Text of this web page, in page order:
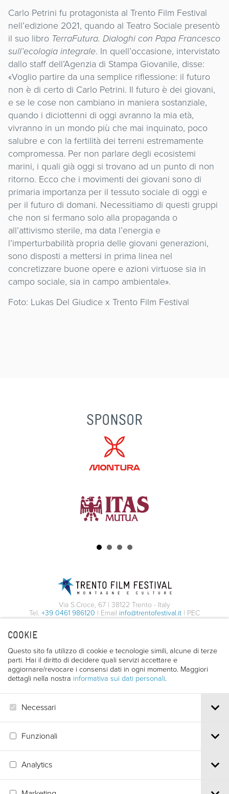
COOKIE
Questo sito fa utilizzo di cookie e tecnologie simili, alcune di terze
parti. Hai il diritto di decidere quali servizi accettare e
aggiornare/revocare i consensi dati in ogni momento. Maggiori
dettagli nella nostra informativa sui dati personali.
Necessari
Funzionali
Analytics
Carlo Petrini fu protagonista al Trento Film Festival
nell’edizione 2021, quando al Teatro Sociale presentò
il suo libro TerraFutura. Dialoghi con Papa Francesco
sull’ecologia integrale. In quell’occasione, intervistato
dallo staff dell’Agenzia di Stampa Giovanile, disse:
«Voglio partire da una semplice riflessione: il futuro
non è di certo di Carlo Petrini. Il futuro è dei giovani,
e se le cose non cambiano in maniera sostanziale,
quando i diciottenni di oggi avranno la mia età,
vivranno in un mondo più che mai inquinato, poco
salubre e con la fertilità dei terreni estremamente
compromessa. Per non parlare degli ecosistemi
marini, i quali già oggi si trovano ad un punto di non
ritorno. Ecco che i movimenti dei giovani sono di
primaria importanza per il tessuto sociale di oggi e
per il futuro di domani. Necessitiamo di questi gruppi
che non si fermano solo alla propaganda o
all’attivismo sterile, ma data l’energia e
l’imperturbabilità propria delle giovani generazioni,
sono disposti a mettersi in prima linea nel
concretizzare buone opere e azioni virtuose sia in
campo sociale, sia in campo ambientale».
Foto: Lukas Del Giudice x Trento Film Festival
SPONSOR
Via S.Croce, 67 | 38122 Trento - Italy
Tel. +39 0461 986120 | Email info@trentofestival.it | PEC
trentofilmfestival@pec.it